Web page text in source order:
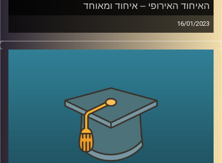
האיחוד האירופי – איחוד ומאוחד
16/01/2023
בשנים האחרונות עומד האיחוד האירופי בפנים אתגרים שונים.
גל מהגרים, מגיפת הקורונה וכיום המלחמה באוקראינה. בפרק
AudioVersity